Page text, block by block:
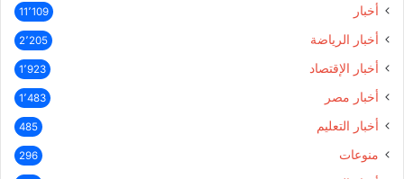
أخبار 11٬109
أخبار الرياضة 2٬205
أخبار الإقتصاد 1٬923
أخبار مصر 1٬483
أخبار التعليم 485
منوعات 296